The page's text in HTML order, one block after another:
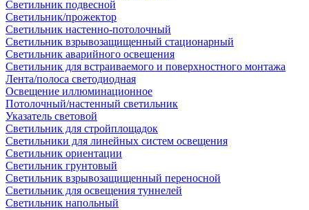
Светильник подвесной
Светильник/прожектор
Светильник настенно-потолочный
Светильник взрывозащищенный стационарный
Светильник аварийного освещения
Светильник для встраиваемого и поверхностного монтажа
Лента/полоса светодиодная
Освещение иллюминационное
Потолочный/настенный светильник
Указатель световой
Светильник для стройплощадок
Светильники для линейных систем освещения
Светильник ориентации
Светильник грунтовый
Светильник взрывозащищенный переносной
Светильник для освещения туннелей
Светильник напольный